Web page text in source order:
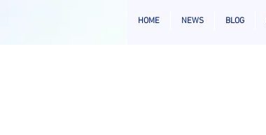
HOME NEWS BLOG